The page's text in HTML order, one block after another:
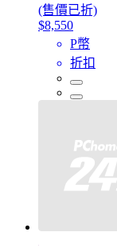
(售價已折)
$8,550
P幣
折扣